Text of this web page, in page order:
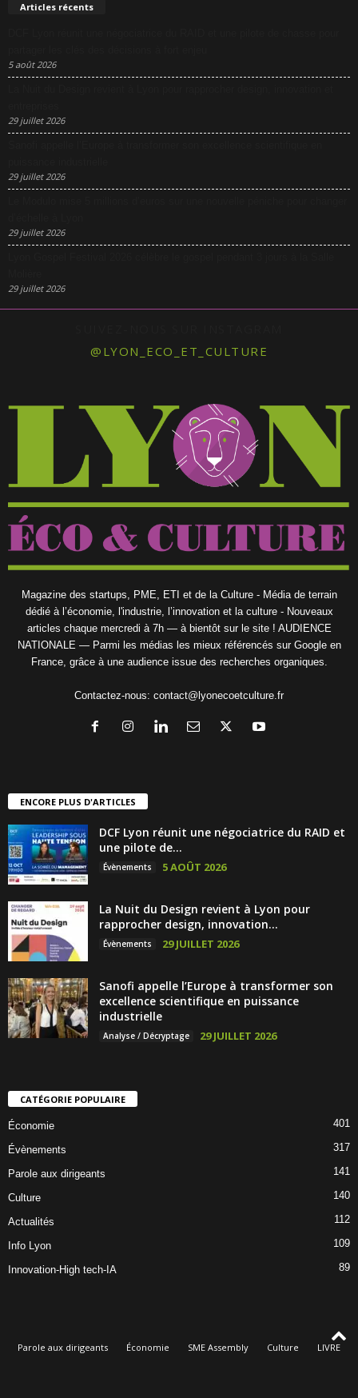
Articles récents
5 août 2026
29 juillet 2026
29 juillet 2026
29 juillet 2026
29 juillet 2026
@LYON_ECO_ET_CULTURE
Magazine des startups, PME, ETI et de la Culture - Média de terrain
dédié à l’économie, l'industrie, l’innovation et la culture - Nouveaux
articles chaque mercredi à 7h — à bientôt sur le site ! AUDIENCE
NATIONALE — Parmi les médias les mieux référencés sur Google en
France, grâce à une audience issue des recherches organiques.
Contactez-nous: contact@lyonecoetculture.fr
ENCORE PLUS D'ARTICLES
DCF Lyon réunit une négociatrice du RAID et
une pilote de...
Évènements 5 AOÛT 2026
La Nuit du Design revient à Lyon pour
rapprocher design, innovation...
Évènements 29 JUILLET 2026
Sanofi appelle l’Europe à transformer son
excellence scientifique en puissance
industrielle
Analyse / Décryptage 29 JUILLET 2026
CATÉGORIE POPULAIRE
Économie 401
Évènements 317
Parole aux dirigeants 141
Culture 140
Actualités 112
Info Lyon 109
Innovation-High tech-IA 89
Parole aux dirigeants Économie SME Assembly Culture
LIVRE